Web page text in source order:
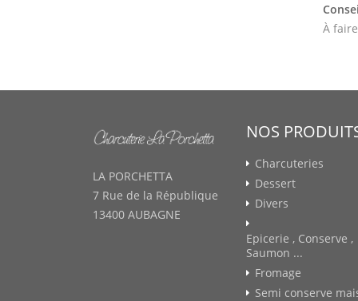
À
LA PORCHETTA
7 Rue de la République
13400 AUBAGNE
NOS
Charcuteries
Dessert
Divers
Epicerie , Conserve ,
Saumon ...
Fromage
Semi conserve